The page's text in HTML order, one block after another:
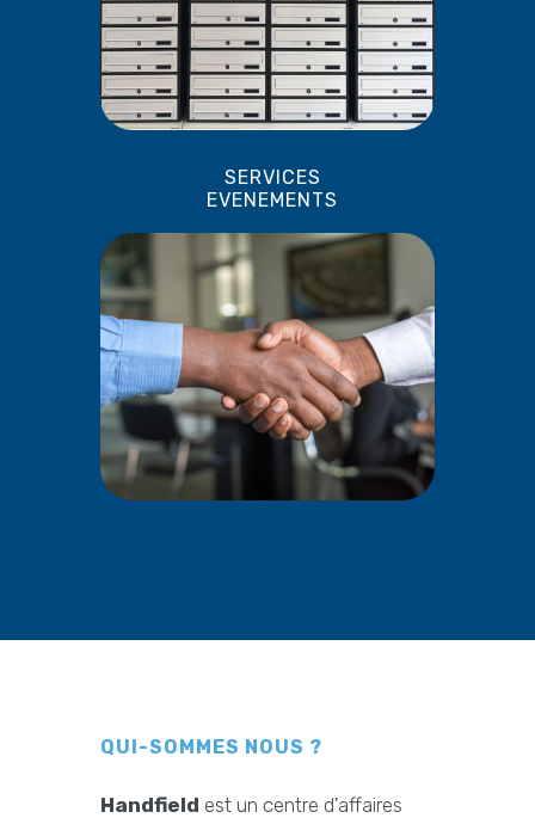
SERVICES
EVENEMENTS
QUI-SOMMES NOUS ?
Handfield est un centre d'affaires